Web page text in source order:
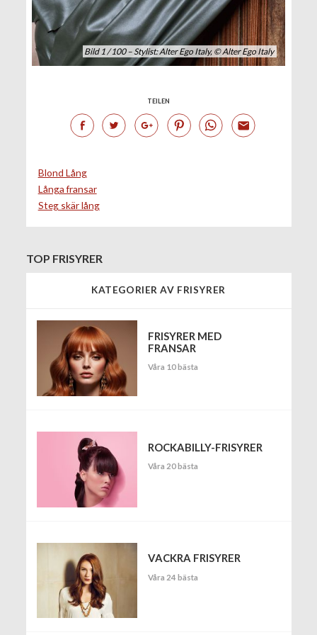
Bild 1 / 100 – Stylist: Alter Ego Italy, © Alter Ego Italy
TEILEN
Blond Lång
Långa fransar
Steg skär lång
TOP FRISYRER
KATEGORIER AV FRISYRER
FRISYRER MED
FRANSAR
Våra 10 bästa
ROCKABILLY-FRISYRER
Våra 20 bästa
VACKRA FRISYRER
Våra 24 bästa